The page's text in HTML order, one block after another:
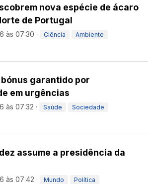
nova espécie de ácaro
de Portugal
às 07:30 · Ciência Ambiente
garantido por
em urgências
às 07:32 · Saúde Sociedade
assume a presidência da
às 07:42 · Mundo Política